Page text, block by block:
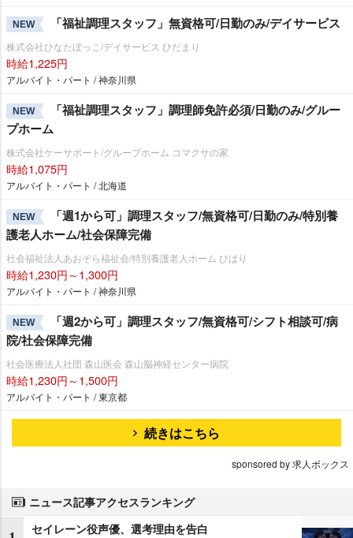
NEW 「福祉調理スタッフ」無資格可/日勤のみ/デイサービス
株式会社ひなたぼっこ/デイサービス ひだまり
時給1,225円
アルバイト・パート / 神奈川県
NEW
「福祉調理スタッフ」調理師免許必須/日勤のみ/グルー
プホーム
株式会社ケーサポート/グループホーム コマクサの家
時給1,075円
アルバイト・パート / 北海道
NEW
「週1から可」調理スタッフ/無資格可/日勤のみ/特別養
護老人ホーム/社会保障完備
社会福祉法人あおぞら福祉会/特別養護老人ホーム ひばり
時給1,230円～1,300円
アルバイト・パート / 神奈川県
NEW
「週2から可」調理スタッフ/無資格可/シフト相談可/病
院/社会保障完備
社会医療法人社団 森山医会 森山脳神経センター病院
時給1,230円～1,500円
アルバイト・パート / 東京都
続きはこちら
sponsored by 求人ボックス
ニュース記事アクセスランキング
セイレーン役声優、選考理由を告白